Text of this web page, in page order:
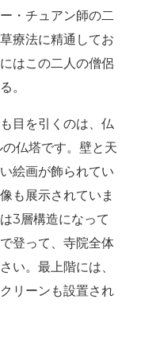
・チュアン師の二
療法に精通してお
はこの二人の僧侶
。
目を引くのは、仏
仏塔です。壁と天
絵画が飾られてい
も展示されていま
3層構造になって
登って、寺院全体
い。最上階には、
リーンも設置され